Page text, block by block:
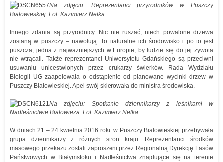
Na zdjęciu: Reprezentanci przyrodników w Puszczy
Białowieskiej. Fot. Kazimierz Netka.
Innego zdania są przyrodnicy. Nic nie ruszać, niech powalone drzewa
zostaną w puszczy – nawołują. To naturalne ich środowisko i po to jest
puszcza, jedna z najważniejszych w Europie, by ludzie się do jej żywota
nie wtrącali. Także reprezentanci Uniwersytetu Gdańskiego są przeciwni
usuwaniu unicestwionych przez drukarzy świerków. Rada Wydziału
Biologii UG zaapelowała o odstąpienie od planowane wycinki drzew w
Puszczy Białowieskiej. Apel swój skierowała do ministra środowiska.
Na zdjęciu: Spotkanie dziennikarzy z leśnikami w
Nadleśnictwie Białowieża. Fot. Kazimierz Netka.
W dniach 21 – 24 kwietnia 2016 roku w Puszczy Białowieskiej przebywała
grupa dziennikarzy z różnych stron kraju. Reprezentanci środków
masowego przekazu zostali zaproszeni przez Regionalną Dyrekcję Lasów
Państwowych w Białymstoku i Nadleśnictwa znajdujące się na terenie